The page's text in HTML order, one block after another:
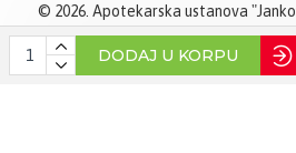
DODAJ U KORPU
© 2026. Apotekarska ustanova
zadržana. Softverska